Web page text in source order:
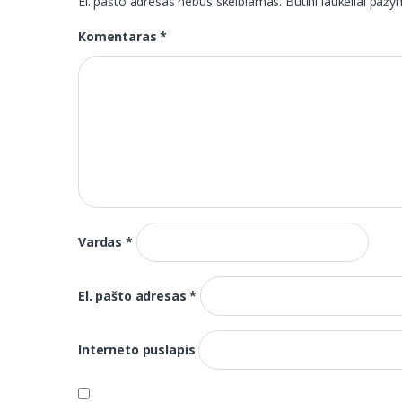
Komentaras*
Vardas*
El. pašto adresas*
Interneto puslapis